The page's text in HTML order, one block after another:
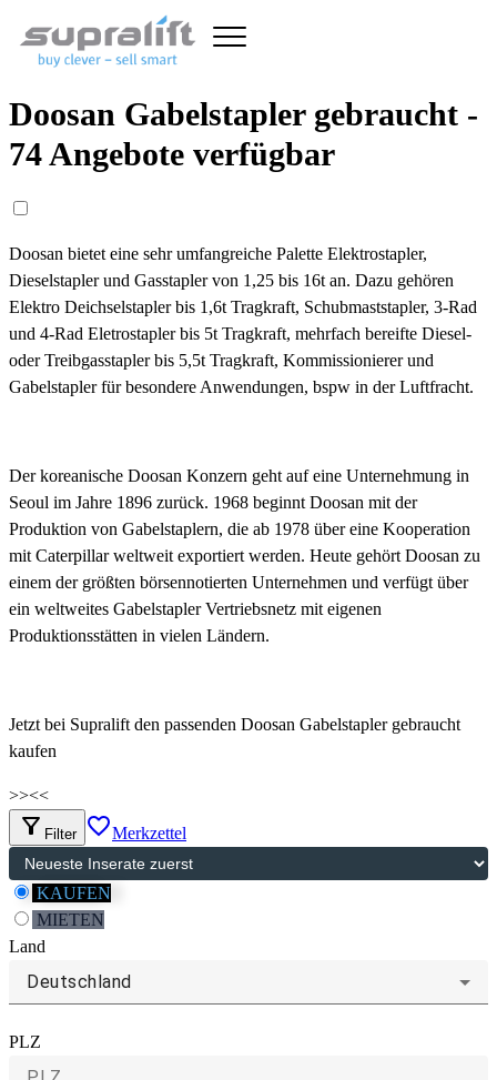
Doosan Gabelstapler gebraucht -
74 Angebote verfügbar
Doosan bietet eine sehr umfangreiche Palette Elektrostapler,
Dieselstapler und Gasstapler von 1,25 bis 16t an. Dazu gehören
Elektro Deichselstapler bis 1,6t Tragkraft, Schubmaststapler, 3-Rad
und 4-Rad Eletrostapler bis 5t Tragkraft, mehrfach bereifte Diesel-
oder Treibgasstapler bis 5,5t Tragkraft, Kommissionierer und
Gabelstapler für besondere Anwendungen, bspw in der Luftfracht.
Der koreanische Doosan Konzern geht auf eine Unternehmung in
Seoul im Jahre 1896 zurück. 1968 beginnt Doosan mit der
Produktion von Gabelstaplern, die ab 1978 über eine Kooperation
mit Caterpillar weltweit exportiert werden. Heute gehört Doosan zu
einem der größten börsennotierten Unternehmen und verfügt über
ein weltweites Gabelstapler Vertriebsnetz mit eigenen
Produktionsstätten in vielen Ländern.
Jetzt bei Supralift den passenden Doosan Gabelstapler gebraucht
kaufen
>><<
filter_alt Filter favorite_borderMerkzettel
KAUFEN
MIETEN
Land
Deutschland
PLZ